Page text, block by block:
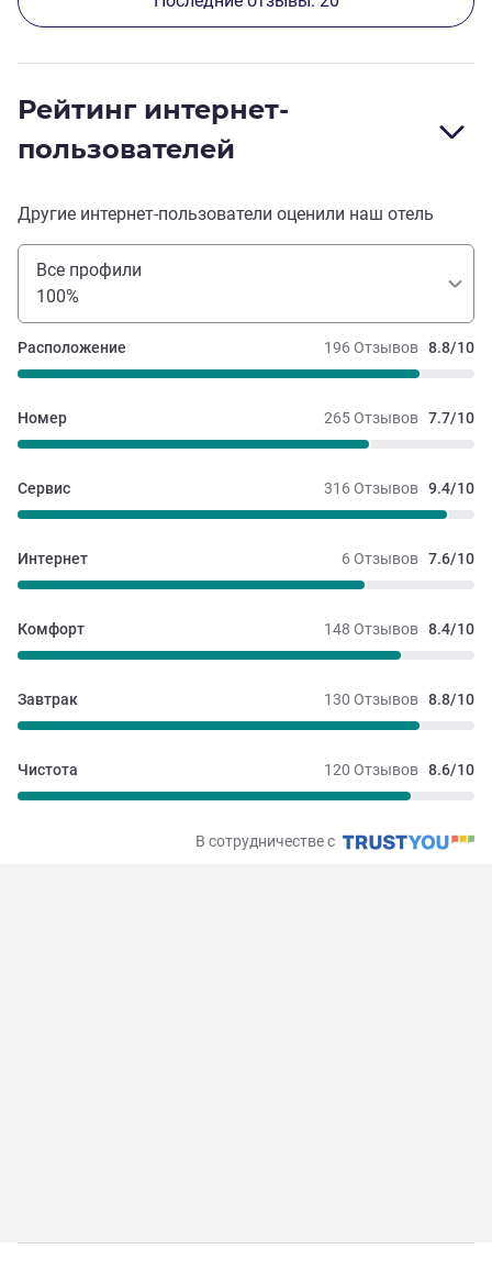
20 минут. В туалете нет ёршика.
Рейтинг интернет-
пользователей
Другие интернет-пользователи оценили наш отель
Все профили
100%
196 Отзывов 8.8/10
Расположение
265 Отзывов 7.7/10
Номер
316 Отзывов 9.4/10
Сервис
6 Отзывов 7.6/10
Интернет
148 Отзывов 8.4/10
Комфорт
130 Отзывов 8.8/10
Завтрак
120 Отзывов 8.6/10
Чистота
В сотрудничестве с